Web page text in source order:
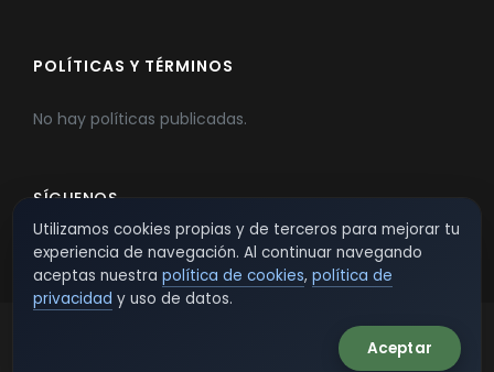
POLÍTICAS Y TÉRMINOS
No hay políticas publicadas.
SÍGUENOS
© 2026 TSW - TecnoServiWeb. All Rights Reserved.
Utilizamos cookies propias y de terceros para mejorar tu
experiencia de navegación. Al continuar navegando
aceptas nuestra política de cookies, política de
privacidad y uso de datos.
Aceptar